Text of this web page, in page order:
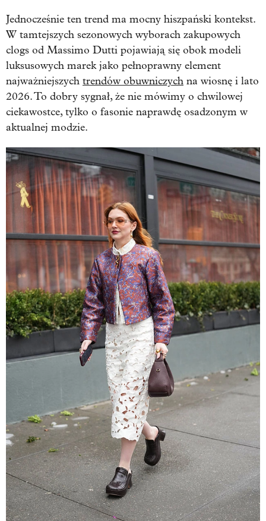
Jednocześnie ten trend ma mocny hiszpański kontekst.
W tamtejszych sezonowych wyborach zakupowych
clogs od Massimo Dutti pojawiają się obok modeli
luksusowych marek jako pełnoprawny element
najważniejszych trendów obuwniczych na wiosnę i lato
2026. To dobry sygnał, że nie mówimy o chwilowej
ciekawostce, tylko o fasonie naprawdę osadzonym w
aktualnej modzie.